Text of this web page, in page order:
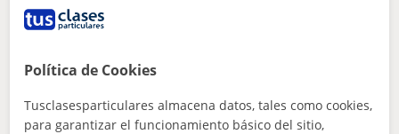
de memoria y aprendizaje, y en filosofía
a buen precio. También tengo conocimiento en técnicas
de memoria y aprendizaje, y...
ver más Contactar
Política de Cookies
Tusclasesparticulares almacena datos, tales como cookies,
para garantizar el funcionamiento básico del sitio,